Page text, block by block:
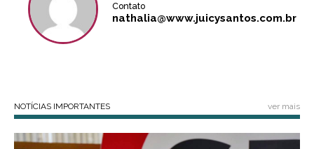
Contato
nathalia@www.juicysantos.com.br
NOTÍCIAS IMPORTANTES ver mais